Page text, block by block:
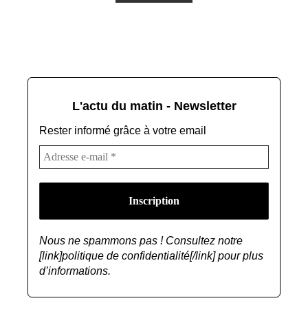
L'actu du matin - Newsletter
Rester informé grâce à votre email
Nous ne spammons pas ! Consultez notre
[link]politique de confidentialité[/link] pour plus
d’informations.